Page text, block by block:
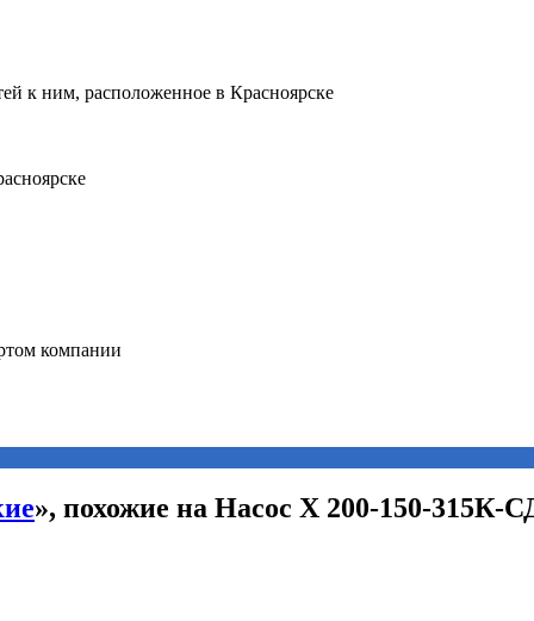
», похожие на Насос Х 200-150-315К-